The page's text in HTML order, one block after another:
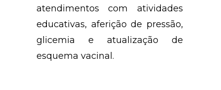
atendimentos com atividades
educativas, aferição de pressão,
glicemia e atualização de
esquema vacinal.